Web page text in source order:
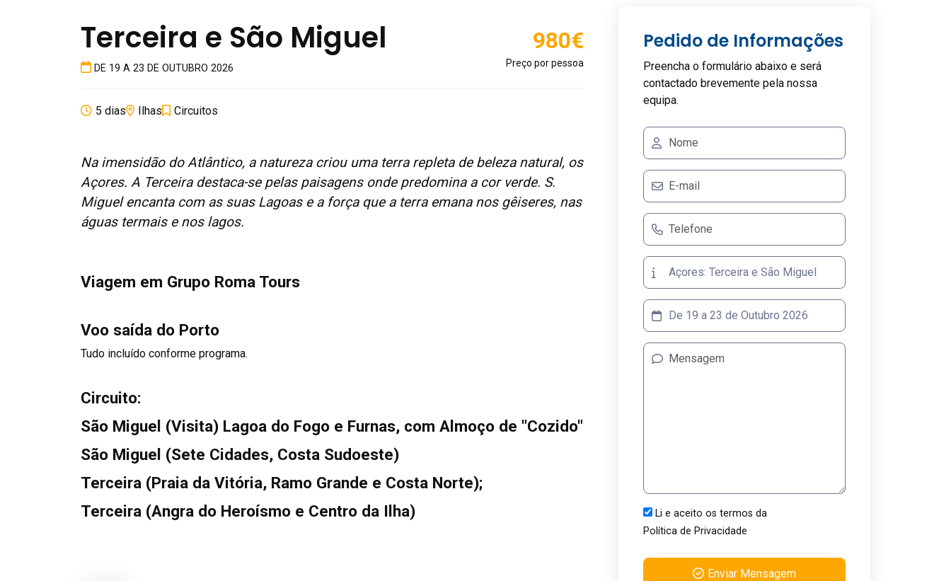
Terceira e São Miguel
DE 19 A 23 DE OUTUBRO 2026
980€
Preço por pessoa
5 dias Ilhas Circuitos
Na imensidão do Atlântico, a natureza criou uma terra repleta de beleza natural, os
Açores. A Terceira destaca-se pelas paisagens onde predomina a cor verde. S.
Miguel encanta com as suas Lagoas e a força que a terra emana nos gêiseres, nas
águas termais e nos lagos.
Viagem em Grupo Roma Tours
Voo saída do Porto
Tudo incluído conforme programa.
Circuito:
São Miguel (Visita) Lagoa do Fogo e Furnas, com Almoço de "Cozido"
São Miguel (Sete Cidades, Costa Sudoeste)
Terceira (Praia da Vitória, Ramo Grande e Costa Norte);
Terceira (Angra do Heroísmo e Centro da Ilha)
Pedido de Informações
Preencha o formulário abaixo e será
contactado brevemente pela nossa
equipa.
Li e aceito os termos da
Política de Privacidade
Enviar Mensagem